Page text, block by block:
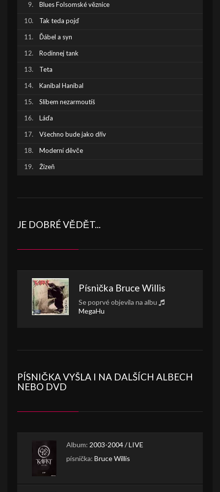
Blues Folsomské věznice
Tak teda pojď
Ďábel a syn
Rodinnej tank
Teta
Kanibal Hanibal
Slibem nezarmoutíš
Láďa
Všechno bude jako dřív
Moderní děvče
Žízeň
JE DOBRÉ VĚDĚT...
Písnička Bruce Willis
Se poprvé objevila na albu
MegaHu
PÍSNIČKA VYŠLA I NA DALŠÍCH ALBECH
NEBO DVD
Album: 2003-2004 / LIVE
písnička: Bruce Willis